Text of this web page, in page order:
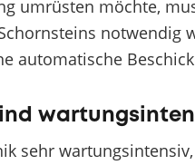
umrüsten möchte,
notwendig
automatische
sehr